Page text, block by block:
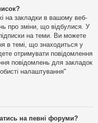
на закладки в вашому веб-
про зміни, що відбулися. У
на теми. Ви можете
в темі, що знаходиться у
отримувати повідомлення
повідомлень для закладок
налаштування"
на певні форуми?